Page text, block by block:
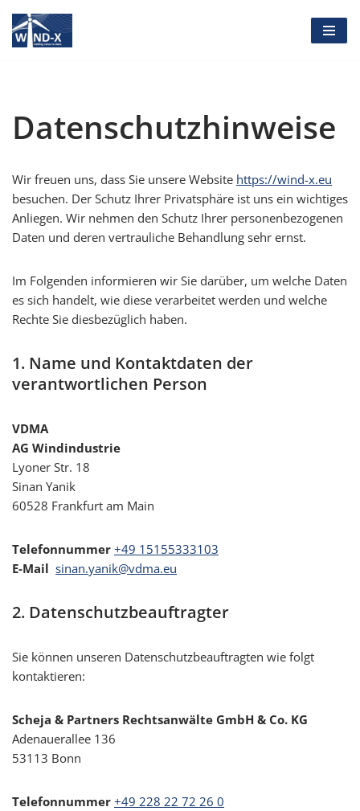
Zum
Datenschutzhinweise
Wir freuen uns, dass Sie unsere Website https://wind-x.eu
besuchen. Der Schutz Ihrer Privatsphäre ist uns ein wichtiges
Anliegen. Wir nehmen den Schutz Ihrer personenbezogenen
Daten und deren vertrauliche Behandlung sehr ernst.
Im Folgenden informieren wir Sie darüber, um welche Daten
es sich handelt, wie diese verarbeitet werden und welche
Rechte Sie diesbezüglich haben.
1. Name und Kontaktdaten der
verantwortlichen Person
VDMA
AG Windindustrie
Lyoner Str. 18
Sinan Yanik
60528 Frankfurt am Main
Telefonnummer +49 15155333103
E-Mail sinan.yanik@vdma.eu
2. Datenschutzbeauftragter
Sie können unseren Datenschutzbeauftragten wie folgt
kontaktieren:
Scheja & Partners Rechtsanwälte GmbH & Co. KG
Adenauerallee 136
53113 Bonn
Telefonnummer +49 228 22 72 26 0